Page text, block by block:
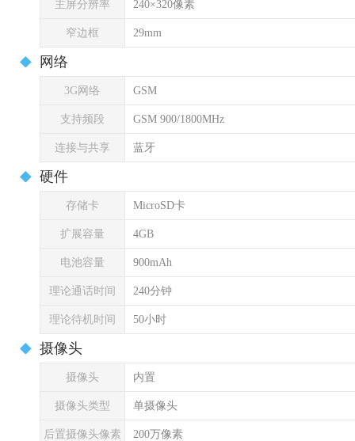
主屏分辨率 240×320像素
窄边框 29mm
网络
3G网络 GSM
支持频段 GSM 900/1800MHz
连接与共享 蓝牙
硬件
存储卡 MicroSD卡
扩展容量 4GB
电池容量 900mAh
理论通话时间 240分钟
理论待机时间 50小时
摄像头
摄像头 内置
摄像头类型 单摄像头
后置摄像头像素 200万像素